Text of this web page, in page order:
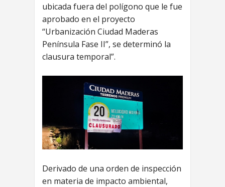
ubicada fuera del polígono que le fue
aprobado en el proyecto
“Urbanización Ciudad Maderas
Península Fase II”, se determinó la
clausura temporal”.
Derivado de una orden de inspección
en materia de impacto ambiental,